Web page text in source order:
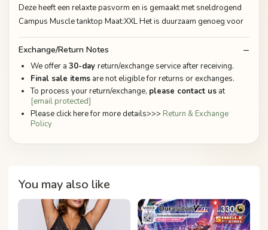
Deze heeft een relaxte pasvorm en is gemaakt met sneldrogend
Campus Muscle tanktop Maat:XXL Het is duurzaam genoeg voor
Exchange/Return Notes
We offer a 30-day return/exchange service after receiving.
Final sale items are not eligible for returns or exchanges.
To process your return/exchange, please contact us at
[email protected]
Please click here for more details>>> Return & Exchange
Policy
You may also like